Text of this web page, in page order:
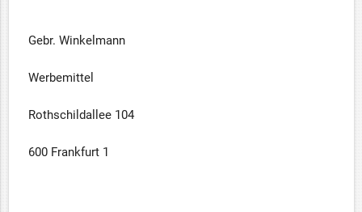
Gebr. Winkelmann
Werbemittel
Rothschildallee 104
600 Frankfurt 1